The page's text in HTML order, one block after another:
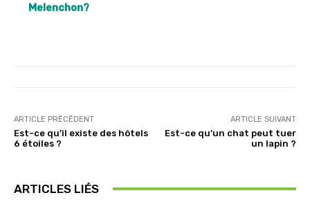
Melenchon?
ARTICLE PRÉCÉDENT
Est-ce qu’il existe des hôtels
6 étoiles ?
ARTICLE SUIVANT
Est-ce qu’un chat peut tuer
un lapin ?
ARTICLES LIÉS